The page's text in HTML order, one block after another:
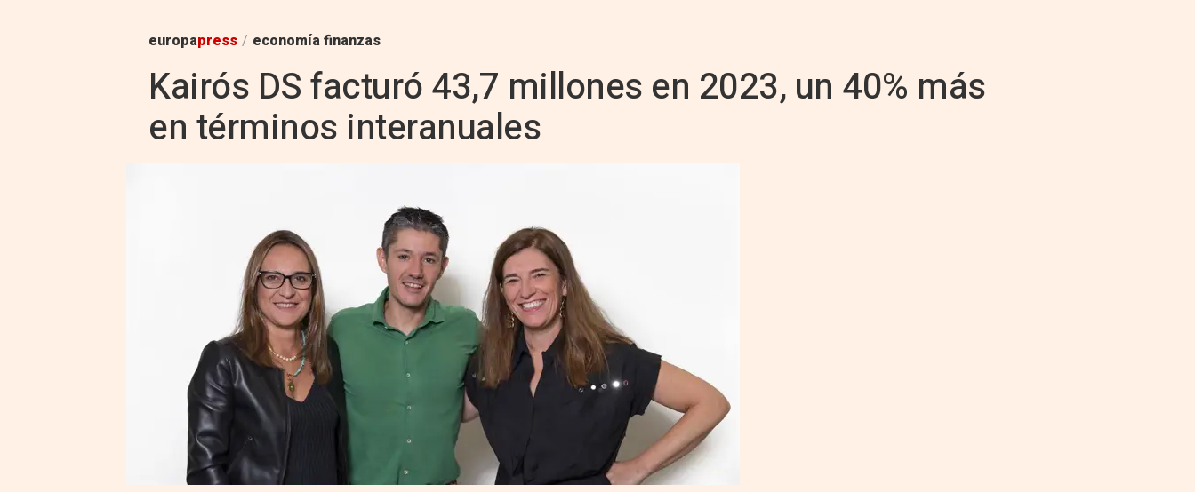
europapress / economía finanzas
Kairós DS facturó 43,7 millones en 2023, un 40% más
en términos interanuales